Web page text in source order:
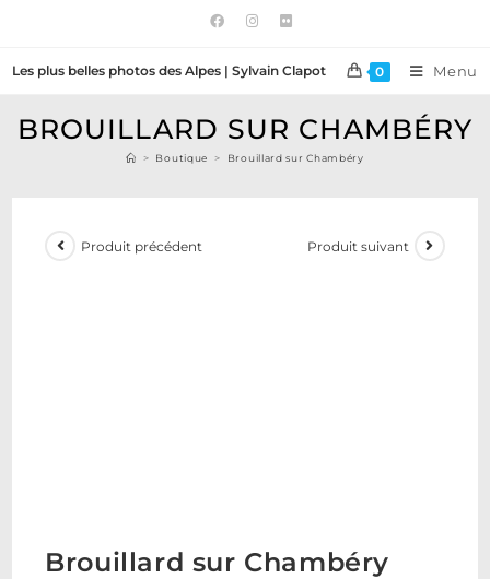
Les plus belles photos des Alpes | Sylvain Clapot 0 Menu
BROUILLARD SUR CHAMBÉRY
> Boutique > Brouillard sur Chambéry
Produit précédent Produit suivant
Brouillard sur Chambéry